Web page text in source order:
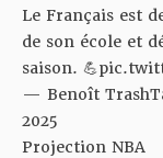
Le Français est
de son école et
saison. 💪
— Benoît
2025
Projection NBA